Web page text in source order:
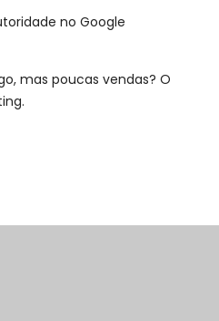
no Google
mas poucas vendas? O